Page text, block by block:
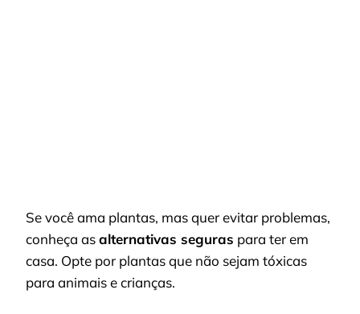
Se você ama plantas, mas quer evitar problemas,
conheça asalternativas seguras para ter em
casa. Opte por plantas que não sejam tóxicas
para animais e crianças.